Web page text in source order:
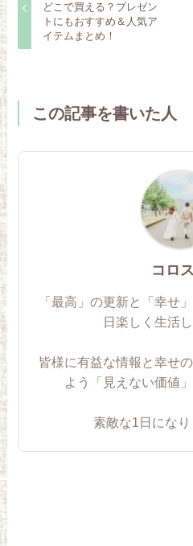
どこで買える？プレゼン
トにもおすすめ＆人気ア
イテムまとめ！
この記事を書いた人
コロ
「最高」の更新と「幸せ
日楽しく生活
皆様に有益な情報と幸せ
よう「見えない価値
素敵な1日になり